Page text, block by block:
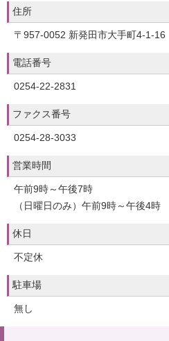
住所
〒957-0052 新発田市大手町4-1-16
電話番号
0254-22-2831
ファクス番号
0254-28-3033
営業時間
午前9時～午後7時
（日曜日のみ）午前9時～午後4時
休日
不定休
駐車場
無し